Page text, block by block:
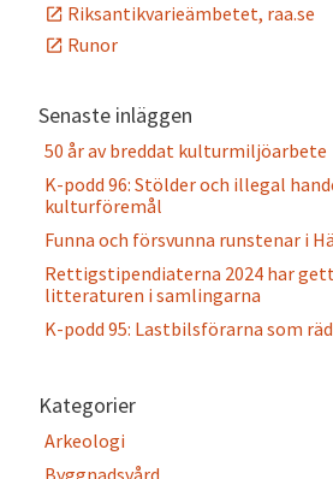
Riksantikvarieämbetet, raa.se
Runor
Senaste inläggen
50 år av breddat kulturmiljöarbete
K-podd 96: Stölder och illegal
kulturföremål
Funna och försvunna runstenar i
Rettigstipendiaterna 2024 har
litteraturen i samlingarna
K-podd 95: Lastbilsförarna som
Kategorier
Arkeologi